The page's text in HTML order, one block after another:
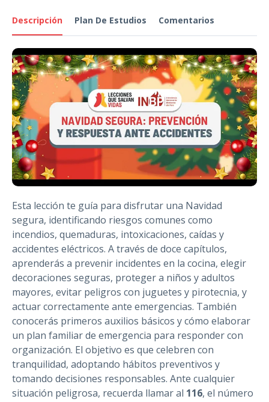
Descripción Plan De Estudios Comentarios
Esta lección te guía para disfrutar una Navidad
segura, identificando riesgos comunes como
incendios, quemaduras, intoxicaciones, caídas y
accidentes eléctricos. A través de doce capítulos,
aprenderás a prevenir incidentes en la cocina, elegir
decoraciones seguras, proteger a niños y adultos
mayores, evitar peligros con juguetes y pirotecnia, y
actuar correctamente ante emergencias. También
conocerás primeros auxilios básicos y cómo elaborar
un plan familiar de emergencia para responder con
organización. El objetivo es que celebren con
tranquilidad, adoptando hábitos preventivos y
tomando decisiones responsables. Ante cualquier
situación peligrosa, recuerda llamar al 116, el número